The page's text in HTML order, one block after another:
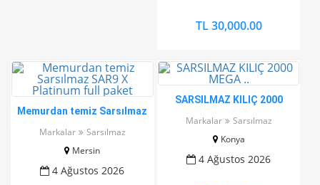
TL 30,000.00
Memurdan temiz Sarsılmaz
Markalar
Sarsılmaz
Mersin
4 Ağustos 2026
SARSILMAZ KILIÇ 2000
Markalar
Sarsılmaz
Konya
4 Ağustos 2026